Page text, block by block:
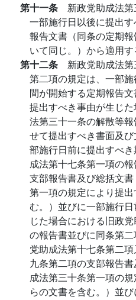
第十一条 新政党助成法第
一部施行日以後に提出
報告文書（同条の定期
いて同じ。）から適用す
第十二条 新政党助成法
第二項の規定は、一部
間が開始する定期報告
提出すべき事由が生じ
法第三十一条の解散等
せて提出すべき書面及
部施行日前に提出すべ
成法第十七条第一項の
支部報告書及び総括文
第一項の規定により提
む。）並びに一部施行
じた場合における旧政
の報告書並びに同条第
党助成法第十七条第二
九条第二項の支部報告
成法第三十条第一項の
らの文書を含む。）並